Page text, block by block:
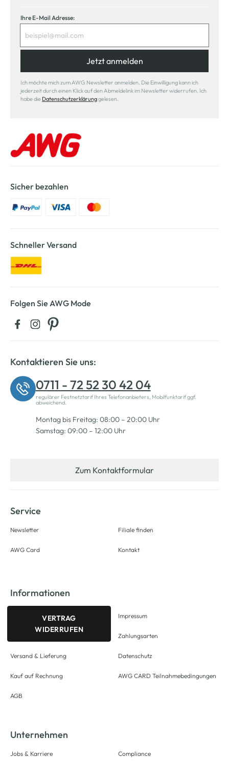
Ihre E-Mail Adresse:
Jetzt anmelden
Ich möchte mich zum AWG Newsletter anmelden. Die Einwilligung kann ich
jederzeit durch einen Klick auf den Abmeldelink im Newsletter widerrufen. Ich
habe die Datenschutzerklärunggelesen.
Sicher bezahlen
Schneller Versand
Folgen Sie AWG Mode
Kontaktieren Sie uns:
0711 - 72 52 30 42 04
regulärer Festnetztarif Ihres Telefonanbieters, Mobilfunktarif ggf.
abweichend.
Montag bis Freitag: 08:00 – 20:00 Uhr
Samstag: 09:00 – 12:00 Uhr
Zum Kontaktformular
Service
Newsletter
AWG Card
Filiale finden
Kontakt
Informationen
VERTRAG
WIDERRUFEN
Versand & Lieferung
Kauf auf Rechnung
AGB
Impressum
Zahlungsarten
Datenschutz
AWG CARD Teilnahmebedingungen
Unternehmen
Jobs & Karriere Compliance